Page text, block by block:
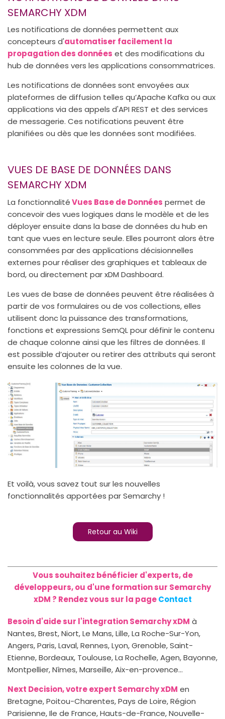
SEMARCHY XDM
Les notifications de données permettent aux
concepteurs d'automatiser facilement la
propagation des données et des modifications du
hub de données vers les applications consommatrices.
Les notifications de données sont envoyées aux
plateformes de diffusion telles qu’Apache Kafka ou aux
applications via des appels d'API REST et des services
de messagerie. Ces notifications peuvent être
planifiées ou dès que les données sont modifiées.
VUES DE BASE DE DONNÉES DANS
SEMARCHY XDM
La fonctionnalitéVues Base de Données permet de
concevoir des vues logiques dans le modèle et de les
déployer ensuite dans la base de données du hub en
tant que vues en lecture seule. Elles pourront alors être
consommées par des applications décisionnelles
externes pour réaliser des graphiques et tableaux de
bord, ou directement par xDM Dashboard.
Les vues de base de données peuvent être réalisées à
partir de vos formulaires ou de vos collections, elles
utilisent donc la puissance des transformations,
fonctions et expressions SemQL pour définir le contenu
de chaque colonne ainsi que les filtres de données. Il
est possible d’ajouter ou retirer des attributs qui seront
ensuite les colonnes de la vue.
Et voilà, vous savez tout sur les nouvelles
fonctionnalités apportées par Semarchy !
Retour au Wiki
Vous souhaitez bénéficier d'experts, de
développeurs, ou d'une formation sur Semarchy
xDM ? Rendez vous sur la pageContact
Besoin d'aide sur l'integration Semarchy xDM à
Nantes, Brest, Niort, Le Mans, Lille, La Roche-Sur-Yon,
Angers, Paris, Laval, Rennes, Lyon, Grenoble, Saint-
Etienne, Bordeaux, Toulouse, La Rochelle, Agen, Bayonne,
Montpellier, Nîmes, Marseille, Aix-en-provence...
Next Decision, votre expert Semarchy xDM en
Bretagne, Poitou-Charentes, Pays de Loire, Région
Parisienne, Ile de France, Hauts-de-France, Nouvelle-